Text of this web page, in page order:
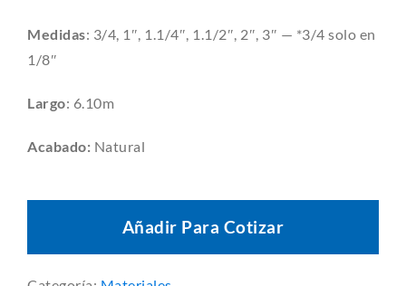
Medidas: 3/4, 1″, 1.1/4″, 1.1/2″, 2″, 3″ — *3/4 solo en
1/8″
Largo: 6.10m
Acabado: Natural
Añadir Para Cotizar